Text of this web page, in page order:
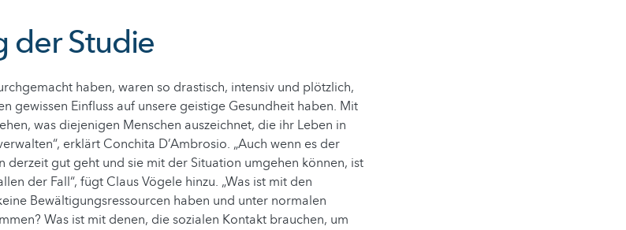
der Studie
haben, waren so drastisch, intensiv und plötzlich,
gewissen Einfluss auf unsere geistige Gesundheit haben. Mit
was diejenigen Menschen auszeichnet, die ihr Leben in
erklärt Conchita D’Ambrosio. „Auch wenn es der
derzeit gut geht und sie mit der Situation umgehen können, ist
der Fall“, fügt Claus Vögele hinzu. „Was ist mit den
Bewältigungsressourcen haben und unter normalen
Was ist mit denen, die sozialen Kontakt brauchen, um